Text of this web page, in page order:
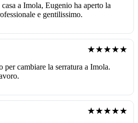
a Imola, Eugenio ha aperto la
e gentilissimo.
★★★★★
cambiare la serratura a Imola.
★★★★★